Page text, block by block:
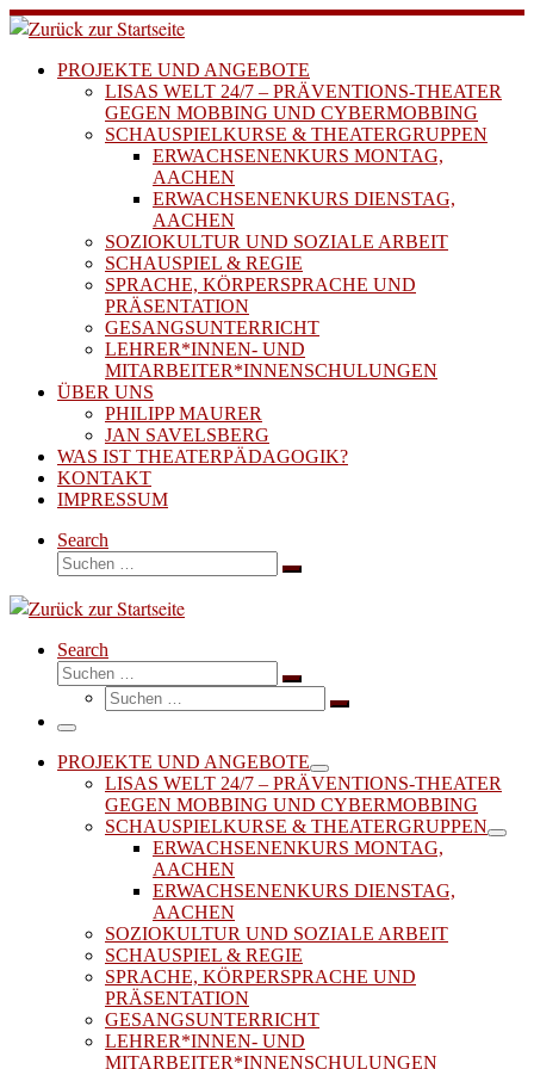
Zum
Inhalt
springenPROJEKTE UND ANGEBOTE
LISAS WELT 24/7 – PRÄVENTIONS-THEATER
GEGEN MOBBING UND CYBERMOBBING
SCHAUSPIELKURSE & THEATERGRUPPEN
ERWACHSENENKURS MONTAG,
AACHEN
ERWACHSENENKURS DIENSTAG,
AACHEN
SOZIOKULTUR UND SOZIALE ARBEIT
SCHAUSPIEL & REGIE
SPRACHE, KÖRPERSPRACHE UND
PRÄSENTATION
GESANGSUNTERRICHT
LEHRER*INNEN- UND
MITARBEITER*INNENSCHULUNGEN
ÜBER UNS
PHILIPP MAURER
JAN SAVELSBERG
WAS IST THEATERPÄDAGOGIK?
KONTAKT
IMPRESSUM
Search
Suche
Suchen …
Search
Suche
Suchen …
Suche
Suchen …
Menü
PROJEKTE UND ANGEBOTE
LISAS WELT 24/7 – PRÄVENTIONS-THEATER
GEGEN MOBBING UND CYBERMOBBING
SCHAUSPIELKURSE & THEATERGRUPPEN
ERWACHSENENKURS MONTAG,
AACHEN
ERWACHSENENKURS DIENSTAG,
AACHEN
SOZIOKULTUR UND SOZIALE ARBEIT
SCHAUSPIEL & REGIE
SPRACHE, KÖRPERSPRACHE UND
PRÄSENTATION
GESANGSUNTERRICHT
LEHRER*INNEN- UND
MITARBEITER*INNENSCHULUNGEN